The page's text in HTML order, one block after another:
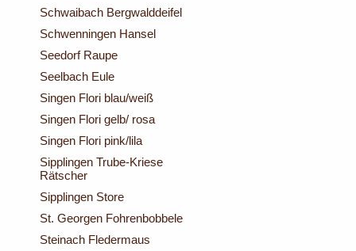
Schwaibach Bergwalddeifel
Schwenningen Hansel
Seedorf Raupe
Seelbach Eule
Singen Flori blau/weiß
Singen Flori gelb/ rosa
Singen Flori pink/lila
Sipplingen Trube-Kriese
Rätscher
Sipplingen Store
St. Georgen Fohrenbobbele
Steinach Fledermaus